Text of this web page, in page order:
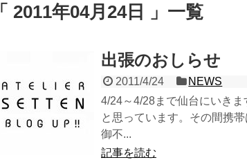
「 2011年04月24日 」一覧
出張のおしらせ
2011/4/24
NEWS
4/24～4/28まで仙台にいき
と思っています。その間携
御不...
記事を読む